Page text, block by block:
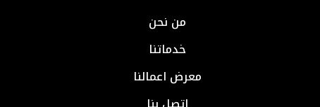
من نحن
خدماتنا
معرض اعمالنا